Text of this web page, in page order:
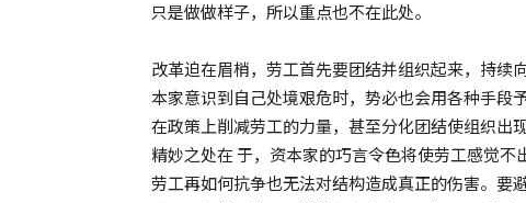
只是做做样子，所以重点也不在此处。
改革迫在眉梢，劳工首先要团结并组织起来，持续
本家意识到自己处境艰危时，势必也会用各种手段
在政策上削减劳工的力量，甚至分化团结使组织出
精妙之处在 于，资本家的巧言令色将使劳工感觉
劳工再如何抗争也无法对结构造成真正的伤害。要